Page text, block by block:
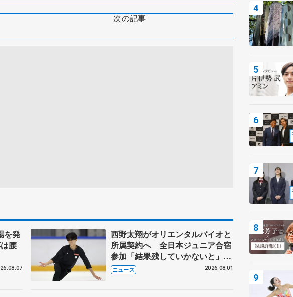
次の記事
を発
腰
西野太翔がオリエンタルバイオと
所属契約へ 全日本ジュニア合宿
参加「結果残していかないと」
講師はジェーソン・ブラウン、岡
万佑子は助言感謝
ニュース 2026.08.01